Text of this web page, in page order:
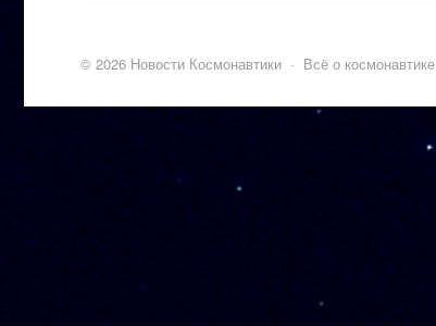
© 2026 Новости Космонавтики · Всё о космонавтике